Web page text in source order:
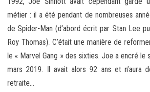
métier : il a été pendant de nombreuses
de Spider-Man (d’abord écrit par Stan Lee
Roy Thomas). C’était une manière de
le « Marvel Gang » des sixties. Joe a encré le
mars 2019. Il avait alors 92 ans et n’aura
retraite…